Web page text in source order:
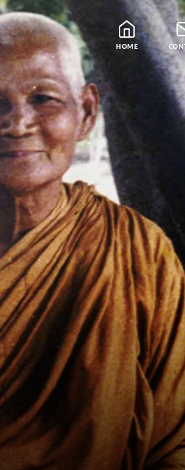
HOME
Blog
Leraren
Podcast en Praatjes
Samatha Meditatie
De Vier Edele
Theravada Bibliotheek
Gratis
NL